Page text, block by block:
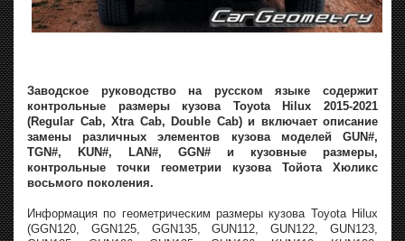
Заводское руководство на русском языке содержит
контрольные размеры кузова Toyota Hilux 2015-2021
(Regular Cab, Xtra Cab, Double Cab) и включает описание
замены различных элементов кузова моделей GUN#,
TGN#‚ KUN#‚ LAN#‚ GGN# и кузовные размеры,
контрольные точки геометрии кузова Тойота Хюликс
восьмого поколения.
Информация по геометрическим размеры кузова Toyota Hilux
(GGN120, GGN125, GGN135, GUN112, GUN122, GUN123,